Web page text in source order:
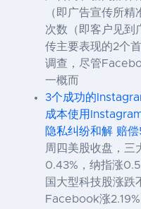
（即广告宣传所
次数（即客户见到
传主要表现的2个
调查，尽管
一概而
3个成功的
成本使用
隐私纠纷和解 赔
周四美股收盘，三
0.43%，纳指涨
国大型科技股涨跌
Facebook涨